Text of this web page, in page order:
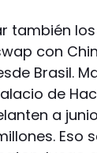
también
con
Brasil.
de
a